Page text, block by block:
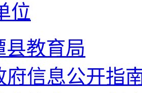
位
县教育局
府信息公开指